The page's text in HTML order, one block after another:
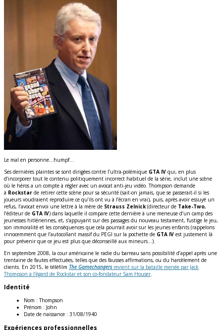
Le mal en personne…humpf…
Ses dernières plaintes se sont dirigées contre l’ultra-polémique GTA IV qui, en plus
d’incorporer tout le contenu politiquement incorrect habituel de la série, inclut une scène
où le héros a un compte à régler avec un avocat anti-jeu vidéo. Thompson demande
à Rockstar de retirer cette scène pour sa sécurité (sait-on jamais, que se passerait-il si les
joueurs voudraient reproduire ce qu’ils ont vu à l’écran en vrai), puis, après avoir essuyé un
refus, l’avocat envoi une lettre à la mère de Strauss Zelnick (directeur de Take-Two,
l’éditeur de GTA IV) dans laquelle il compare cette dernière à une meneuse d’un camp des
jeunesses hitlériennes, et, s’appuyant sur des passages du nouveau testament, fustige le jeu,
son immoralité et les conséquences que cela pourrait avoir sur les jeunes enfants (rappelons
innocemment que l’autocollant massif du PEGI sur la pochette de GTA IV est justement là
pour prévenir que ce jeu est plus que déconseillé aux mineurs…).
En septembre 2008, la cour américaine le radie du barreau sans possibilité d’appel après une
trentaine de fautes effectuées, telles que des fausses affirmations, ou du harcèlement de
clients. En 2015, le téléfilm The Gamechangers revient sur la bataille menée par Jack
Thompson à l’égard de Rockstar et son co-fondateur Sam Houser
Identité
Nom :Thompson
Prénom : John
Date de naissance : 31/08/1940
Expériences professionnelles